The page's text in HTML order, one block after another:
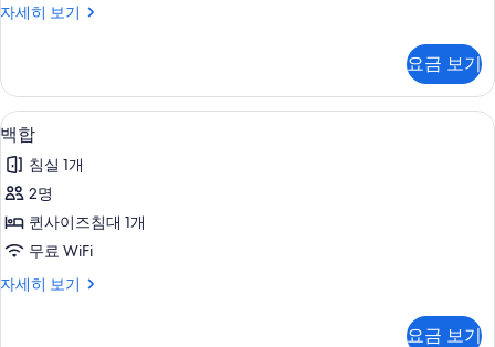
두
기
자세히 보기
아
세
히
보
기
요금 보기
백
합
사
진
모
보
4
백합
침실 1개
2명
퀸사이즈침대 1개
무료 WiFi
자세히 보기
백
요금 보기